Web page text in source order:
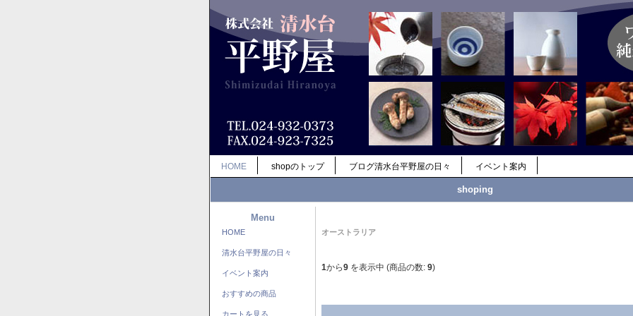
HOME shopのトップ ブログ清水台平野屋の日々 イベント案内
shoping
Menu
HOME
清水台平野屋の日々
イベント案内
おすすめの商品
カートを見る
オーストラリア
1から9 を表示中 (商品の数: 9)